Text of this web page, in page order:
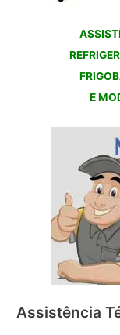
E
Assistência